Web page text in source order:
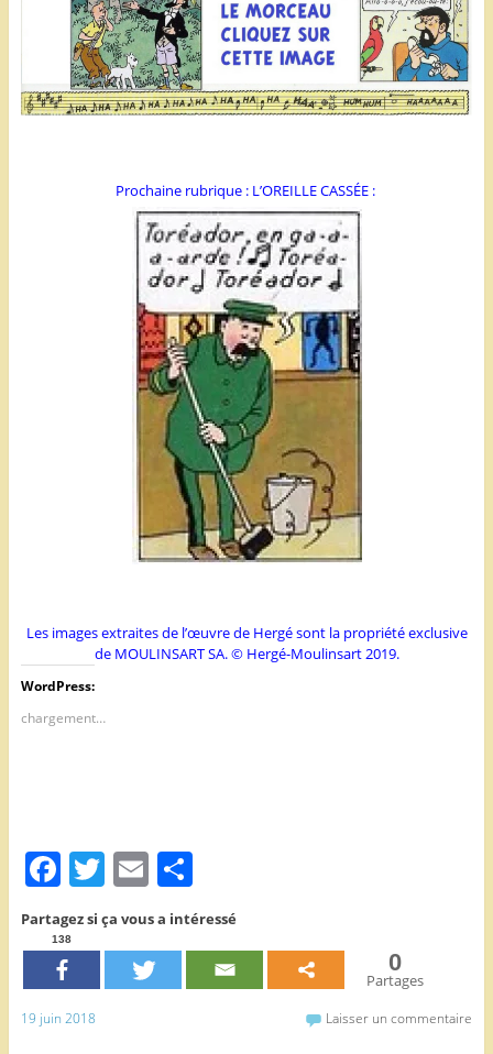
Prochaine rubrique : L’OREILLE CASSÉE :
Les images extraites de l’œuvre de Hergé sont la propriété exclusive
de MOULINSART SA. © Hergé-Moulinsart 2019.
WordPress:
chargement…
F
a
c
e
b
T
w
itt
er
E
m
ai
l
P
ar
ta
Partagez si ça vous a intéressé
138
0
Partages
19 juin 2018 Laisser un commentaire